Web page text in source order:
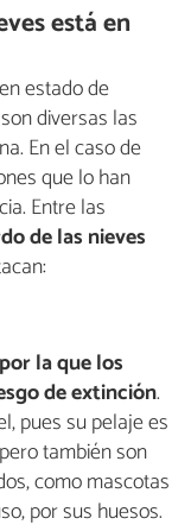
está en
estado de
diversas las
En el caso de
que lo han
Entre las
de las nieves
la que los
de extinción.
pues su pelaje es
también son
como mascotas
por sus huesos.